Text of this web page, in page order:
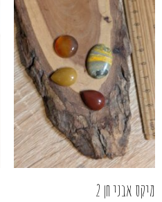
מיקס אבני חן 2